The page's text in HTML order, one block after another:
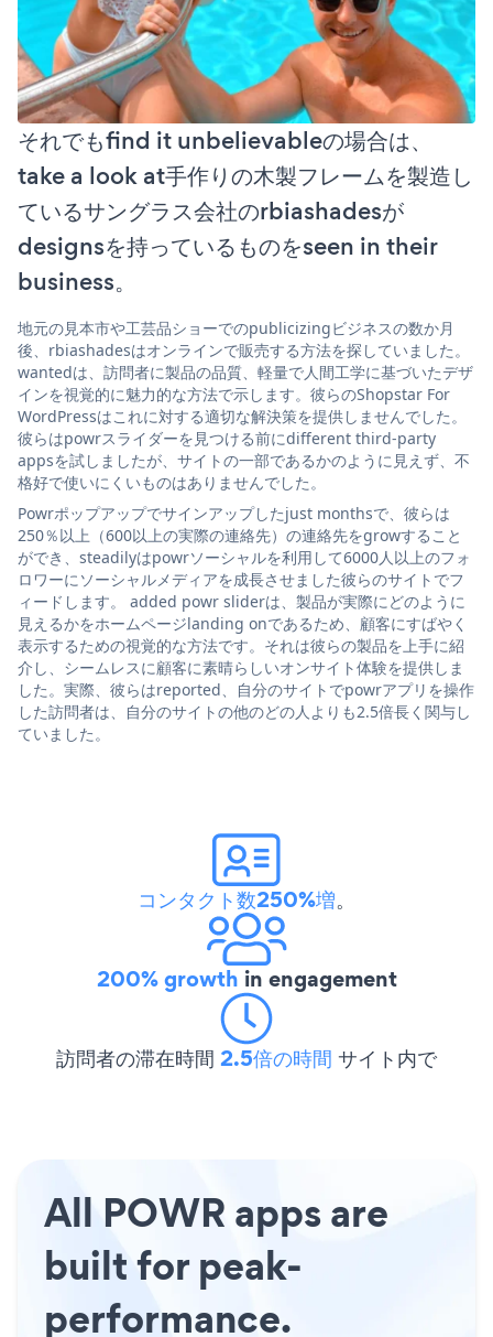
それでもfind it unbelievableの場合は、
take a look at手作りの木製フレームを製造し
ているサングラス会社のrbiashadesが
designsを持っているものをseen in their
business。
地元の見本市や工芸品ショーでのpublicizingビジネスの数か月
後、rbiashadesはオンラインで販売する方法を探していました。
wantedは、訪問者に製品の品質、軽量で人間工学に基づいたデザ
インを視覚的に魅力的な方法で示します。彼らのShopstar For
WordPressはこれに対する適切な解決策を提供しませんでした。
彼らはpowrスライダーを見つける前にdifferent third-party
appsを試しましたが、サイトの一部であるかのように見えず、不
格好で使いにくいものはありませんでした。
Powrポップアップでサインアップしたjust monthsで、彼らは
250％以上（600以上の実際の連絡先）の連絡先をgrowすること
ができ、steadilyはpowrソーシャルを利用して6000人以上のフォ
ロワーにソーシャルメディアを成長させました彼らのサイトでフ
ィードします。 added powr sliderは、製品が実際にどのように
見えるかをホームページlanding onであるため、顧客にすばやく
表示するための視覚的な方法です。それは彼らの製品を上手に紹
介し、シームレスに顧客に素晴らしいオンサイト体験を提供しま
した。実際、彼らはreported、自分のサイトでpowrアプリを操作
した訪問者は、自分のサイトの他のどの人よりも2.5倍長く関与し
ていました。
コンタクト数250%増。
200% growth in engagement
訪問者の滞在時間 2.5倍の時間 サイト内で
All POWR apps are
built for peak-
performance.